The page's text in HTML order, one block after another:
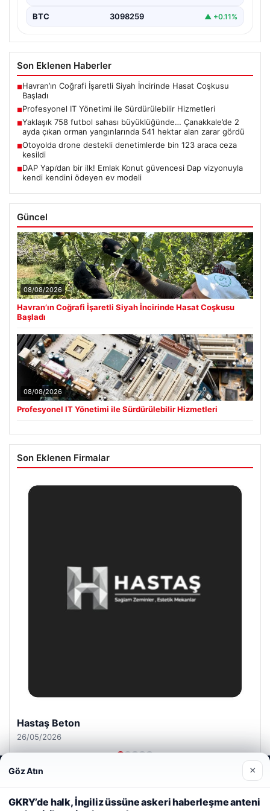
BTC 3098259 ▲ +0.11%
Son Eklenen Haberler
■Havran’ın Coğrafi İşaretli Siyah İncirinde Hasat Coşkusu
Başladı
■Profesyonel IT Yönetimi ile Sürdürülebilir Hizmetleri
■Yaklaşık 758 futbol sahası büyüklüğünde… Çanakkale’de 2
ayda çıkan orman yangınlarında 541 hektar alan zarar gördü
■Otoyolda drone destekli denetimlerde bin 123 araca ceza
kesildi
■DAP Yapı’dan bir ilk! Emlak Konut güvencesi Dap vizyonuyla
kendi kendini ödeyen ev modeli
Güncel
08/08/2026
Havran’ın Coğrafi İşaretli Siyah İncirinde Hasat Coşkusu
Başladı
08/08/2026
Profesyonel IT Yönetimi ile Sürdürülebilir Hizmetleri
Son Eklenen Firmalar
Enes Kaplan Avukatlık Bürosu
28/04/2026
Web sitemizi nasıl kullandığınızı daha iyi anlayabilmek,
deneyiminizi kişiselleştirmek ve geliştirmek amacıyla çerezler
kullanıyoruz. Çerez Politikamız
Göz Atın ×
GKRY’de halk, İngiliz üssüne askeri haberleşme anteni